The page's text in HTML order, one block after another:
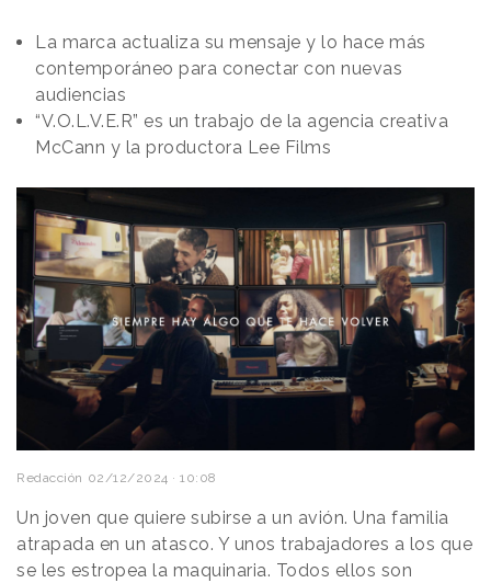
La marca actualiza su mensaje y lo hace más
contemporáneo para conectar con nuevas
audiencias
“V.O.L.V.E.R” es un trabajo de la agencia creativa
McCann y la productora Lee Films
Redacción 02/12/2024 · 10:08
Un joven que quiere subirse a un avión. Una familia
atrapada en un atasco. Y unos trabajadores a los que
se les estropea la maquinaria. Todos ellos son